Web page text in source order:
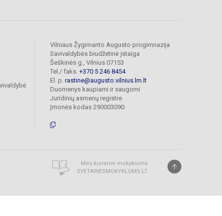
Vilniaus Žygimanto Augusto progimnazija
Savivaldybės biudžetinė įstaiga
Šeškinės g., Vilnius 07153
Tel./ faks. +370 5 246 8454
El. p. rastine@augusto.vilnius.lm.lt
Duomenys kaupiami ir saugomi
Juridinių asmenų registre
Įmonės kodas 290003090
Mes kuriame mokykloms
SVETAINESMOKYKLOMS.LT